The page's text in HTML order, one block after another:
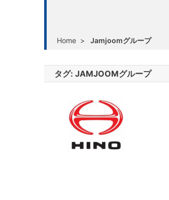
Home > Jamjoomグループ
タグ: JAMJOOMグループ